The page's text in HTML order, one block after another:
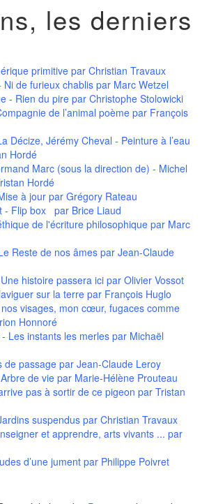
les derniers
primitive par Christian Travaux
Ni de furieux chablispar Marc Wetzel
- Rien du pire par Christophe Stolowicki
de l’animal poème par François
Décize, Jérémy Cheval - Peinture à l’eau
Hordé
Marc (sous la direction de) - Michel
Hordé
à jour par Grégory Rateau
- Flip box par Brice Liaud
de l'écriture philosophique par Marc
Reste de nos âmes par Jean-Claude
histoire passera ici par Olivier Vossot
sur la terre par François Huglo
visages, mon cœur, fugaces comme
Honnoré
Les instants les merles par Michaël
de passage par Jean-Claude Leroy
de vie par Marie-Hélène Prouteau
pas à sortir de ce pigeon par Tristan
suspendus par Christian Travaux
et apprendre, arts vivants ... par
d’une jument par Philippe Poivret